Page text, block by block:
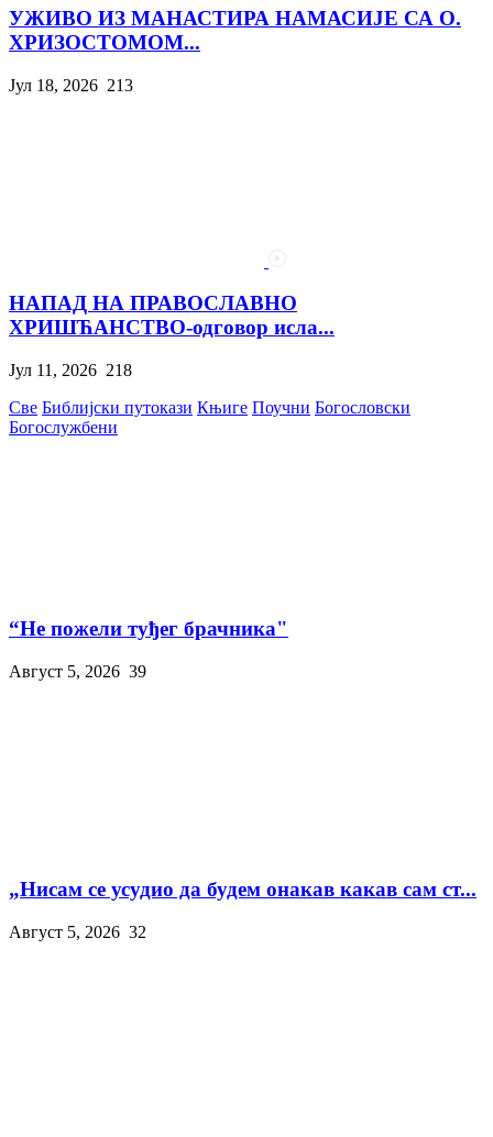
УЖИВО ИЗ МАНАСТИРА НАМАСИЈЕ СА О.
ХРИЗОСТОМОМ...
Јул 18, 2026 213
НАПАД НА ПРАВОСЛАВНО
ХРИШЋАНСТВО-одговор исла...
Јул 11, 2026 218
Све Библијски путокази Књиге Поучни Богословски
Богослужбени
“Не пожели туђег брачника"
Август 5, 2026 39
„Нисам се усудио да будем онакав какав сам ст...
Август 5, 2026 32